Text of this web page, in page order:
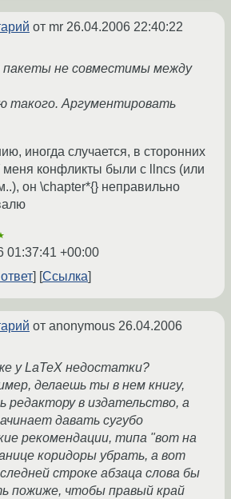
от mr 26.04.2006 22:40:22
пакеты не совместимы между
такого. Аргументировать
иногда случается, в сторонних
меня конфликты были с llncs (или
он \chapter*{} неправильно
01:37:41 +00:00
Ссылка
от anonymous 26.04.2006
у LaTeX недостатки?
делаешь ты в нем книгу,
редактору в издательство, а
давать сугубо
рекомендации, типа "вот на
коридоры убрать, а вот
строке абзаца слова бы
пожиже, чтобы правый край